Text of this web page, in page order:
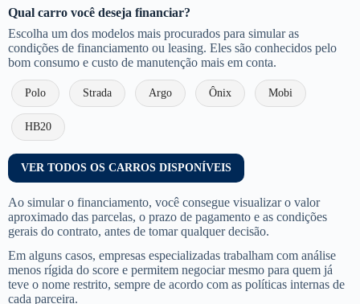
Qual carro você deseja financiar?
Escolha um dos modelos mais procurados para simular as
condições de financiamento ou leasing. Eles são conhecidos pelo
bom consumo e custo de manutenção mais em conta.
Polo Strada Argo Ônix Mobi
HB20
VER TODOS OS CARROS DISPONÍVEIS
Ao simular o financiamento, você consegue visualizar o valor
aproximado das parcelas, o prazo de pagamento e as condições
gerais do contrato, antes de tomar qualquer decisão.
Em alguns casos, empresas especializadas trabalham com análise
menos rígida do score e permitem negociar mesmo para quem já
teve o nome restrito, sempre de acordo com as políticas internas de
cada parceira.